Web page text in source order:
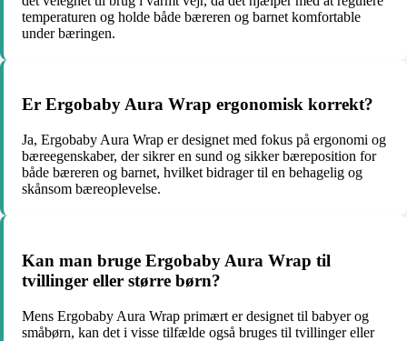
temperaturen og holde både bæreren og barnet komfortable
under bæringen.
Er Ergobaby Aura Wrap ergonomisk korrekt?
Ja, Ergobaby Aura Wrap er designet med fokus på ergonomi og
bæreegenskaber, der sikrer en sund og sikker bæreposition for
både bæreren og barnet, hvilket bidrager til en behagelig og
skånsom bæreoplevelse.
Kan man bruge Ergobaby Aura Wrap til
tvillinger eller større børn?
Mens Ergobaby Aura Wrap primært er designet til babyer og
småbørn, kan det i visse tilfælde også bruges til tvillinger eller